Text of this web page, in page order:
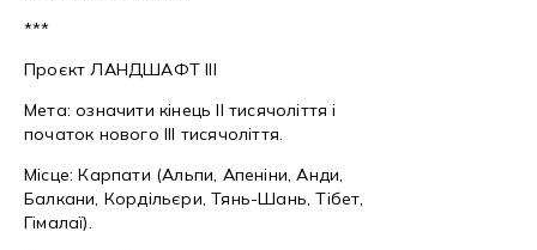
***
Проєкт ЛАНДШАФТ III
Мета: означити кінець II тисячоліття і
початок нового III тисячоліття.
Місце: Карпати (Альпи, Апеніни, Анди,
Балкани, Кордільєри, Тянь-Шань, Тібет,
Гімалаї).